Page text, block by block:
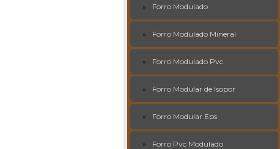
Forro Modulado
Forro Modulado Mineral
Forro Modulado Pvc
Forro Modular de Isopor
Forro Modular Eps
Forro Pvc Modulado